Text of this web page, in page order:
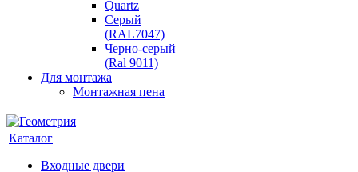
Quartz
Серый
(RAL7047)
Черно-серый
(Ral 9011)
Для монтажа
Монтажная пена
Каталог
Входные двери